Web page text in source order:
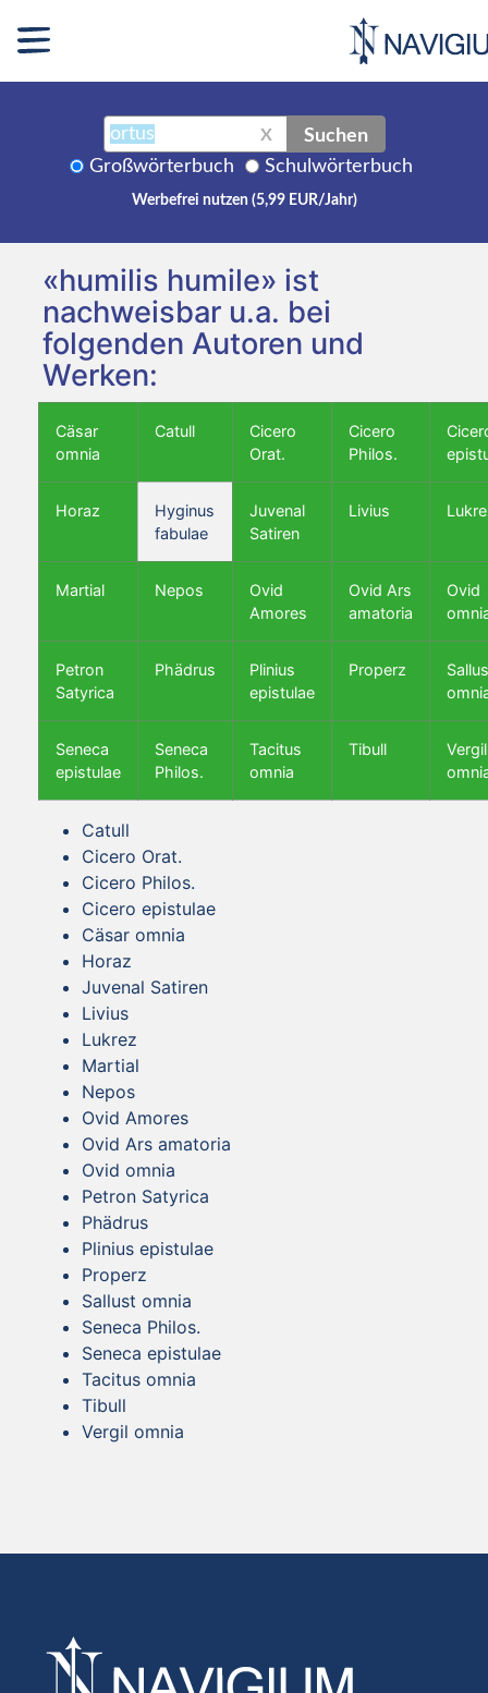
X Suchen
Großwörterbuch Schulwörterbuch
Werbefrei nutzen (5,99 EUR/Jahr)
«humilis humile» ist
nachweisbar u.a. bei
folgenden Autoren und
Werken:
Cäsar
omnia
Catull
Cicero
Orat.
Cicero
Philos.
Horaz
Hyginus
fabulae
Juvenal
Satiren
Livius
Martial Nepos
Ovid
Amores
Ovid Ars
amatoria
Ovid
Petron
Satyrica
Phädrus
Plinius
epistulae
Properz
Seneca
epistulae
Seneca
Philos.
Tacitus
omnia
Tibull
Vergil
Catull
Cicero Orat.
Cicero Philos.
Cicero epistulae
Cäsar omnia
Horaz
Juvenal Satiren
Livius
Lukrez
Martial
Nepos
Ovid Amores
Ovid Ars amatoria
Ovid omnia
Petron Satyrica
Phädrus
Plinius epistulae
Properz
Sallust omnia
Seneca Philos.
Seneca epistulae
Tacitus omnia
Tibull
Vergil omnia